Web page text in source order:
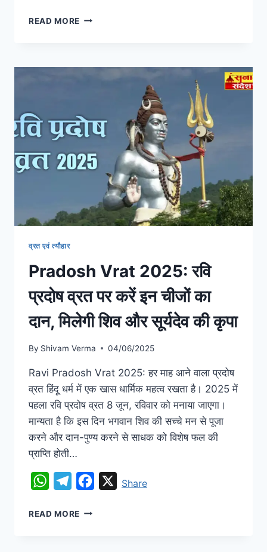
READ MORE
व्रत एवं त्यौहार
Pradosh Vrat 2025: रवि
प्रदोष व्रत पर करें इन चीजों का
दान, मिलेगी शिव और सूर्यदेव की कृपा
By Shivam Verma 04/06/2025
Ravi Pradosh Vrat 2025: हर माह आने वाला प्रदोष
व्रत हिंदू धर्म में एक खास धार्मिक महत्व रखता है। 2025 में
पहला रवि प्रदोष व्रत 8 जून, रविवार को मनाया जाएगा।
मान्यता है कि इस दिन भगवान शिव की सच्चे मन से पूजा
करने और दान-पुण्य करने से साधक को विशेष फल की
प्राप्ति होती…
WhatsAppTelegramFacebook
XShare
READ MORE